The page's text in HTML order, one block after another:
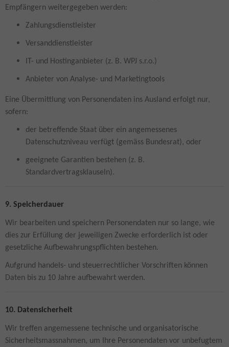
Empfängern weitergegeben werden:
Zahlungsdienstleister
Versanddienstleister
IT- und Hostinganbieter (z. B. WPJ s.r.o.)
Anbieter von Analyse- und Marketingtools
Eine Übermittlung von Personendaten ins Ausland erfolgt nur,
sofern:
der betreffende Staat über ein angemessenes
Datenschutzniveau verfügt (gemäss Bundesrat), oder
geeignete Garantien bestehen (z. B.
Standardvertragsklauseln).
9. Speicherdauer
Wir bearbeiten und speichern Personendaten nur so lange, wie
dies zur Erfüllung der jeweiligen Zwecke erforderlich ist oder
gesetzliche Aufbewahrungspflichten bestehen.
Aufgrund handels- und steuerrechtlicher Vorschriften können
Daten bis zu 10 Jahre aufbewahrt werden.
10. Datensicherheit
Wir treffen angemessene technische und organisatorische
Sicherheitsmassnahmen, um Ihre Personendaten vor unbefugtem